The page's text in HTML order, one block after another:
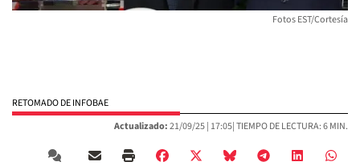
Fotos EST/Cortesía
RETOMADO DE INFOBAE
Actualizado:21/09/25 | 17:05| TIEMPO DE LECTURA: 6 MIN.